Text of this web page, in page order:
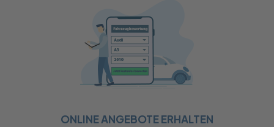
ONLINE ANGEBOTE ERHALTEN